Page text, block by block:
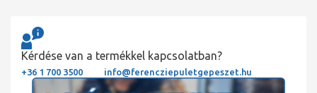
Kérdése van a termékkel kapcsolatban?
+36 1 700 3500 info@ferencziepuletgepeszet.hu